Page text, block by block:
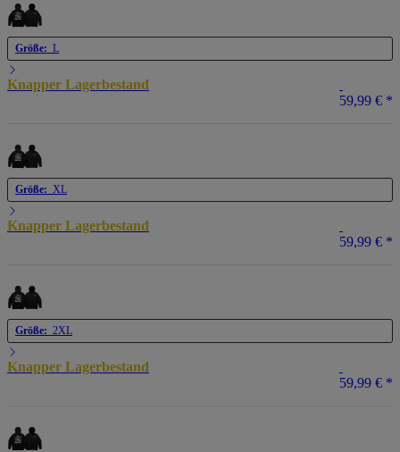
Größe: L
Knapper Lagerbestand
59,99 € *
Größe: XL
Knapper Lagerbestand
59,99 € *
Größe: 2XL
Knapper Lagerbestand
59,99 € *